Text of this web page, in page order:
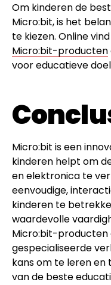
Om kinderen de
Micro:bit, is het
te kiezen. Online
Micro:bit-producten
voor educatieve
Micro:bit is een
kinderen helpt om
en elektronica te
eenvoudige,
kinderen te
waardevolle
Micro:bit-producten
gespecialiseerde
kans om te leren en
van de beste